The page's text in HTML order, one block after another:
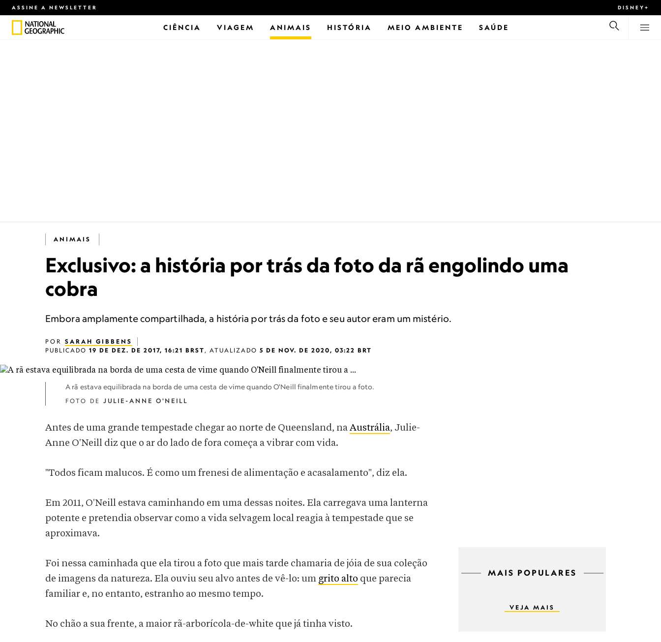
ASSINE A NEWSLETTER DISNEY+
CIÊNCIA VIAGEM ANIMAIS HISTÓRIA MEIO AMBIENTE SAÚDE
ANIMAIS
Exclusivo: a história por trás da foto da rã engolindo uma
cobra
Embora amplamente compartilhada, a história por trás da foto e seu autor eram um mistério.
POR SARAH GIBBENS
PUBLICADO 19 DE DEZ. DE 2017, 16:21 BRST, ATUALIZADO 5 DE NOV. DE 2020, 03:22 BRT
A rã estava equilibrada na borda de uma cesta de vime quando O'Neill finalmente tirou a foto.
FOTO DE JULIE-ANNE O'NEILL
Antes de uma grande tempestade chegar ao norte de Queensland, naAustrália, Julie-
Anne O'Neill diz que o ar do lado de fora começa a vibrar com vida.
"Todos ficam malucos. É como um frenesi de alimentação e acasalamento", diz ela.
Em 2011, O'Neill estava caminhando em uma dessas noites. Ela carregava uma lanterna
potente e pretendia observar como a vida selvagem local reagia à tempestade que se
aproximava.
Foi nessa caminhada que ela tirou a foto que mais tarde chamaria de jóia de sua coleção
de imagens da natureza. Ela ouviu seu alvo antes de vê-lo: um grito alto que parecia
familiar e, no entanto, estranho ao mesmo tempo.
No chão a sua frente, a maior rã-arborícola-de-white que já tinha visto.
MAIS POPULARES
VEJA MAIS